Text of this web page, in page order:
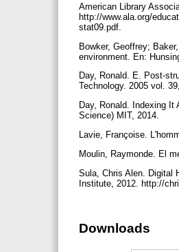
American Library
http://www.ala.org/
stat09.pdf.
Bowker, Geoffrey;
environment. En:
Day, Ronald. E. Post-
Technology. 2005 vol.
Day, Ronald. Indexing
Science) MIT, 2014.
Lavie, Françoise.
Moulin, Raymonde. El
Sula, Chris Alen. Digital
Institute, 2012. http://
Downloads